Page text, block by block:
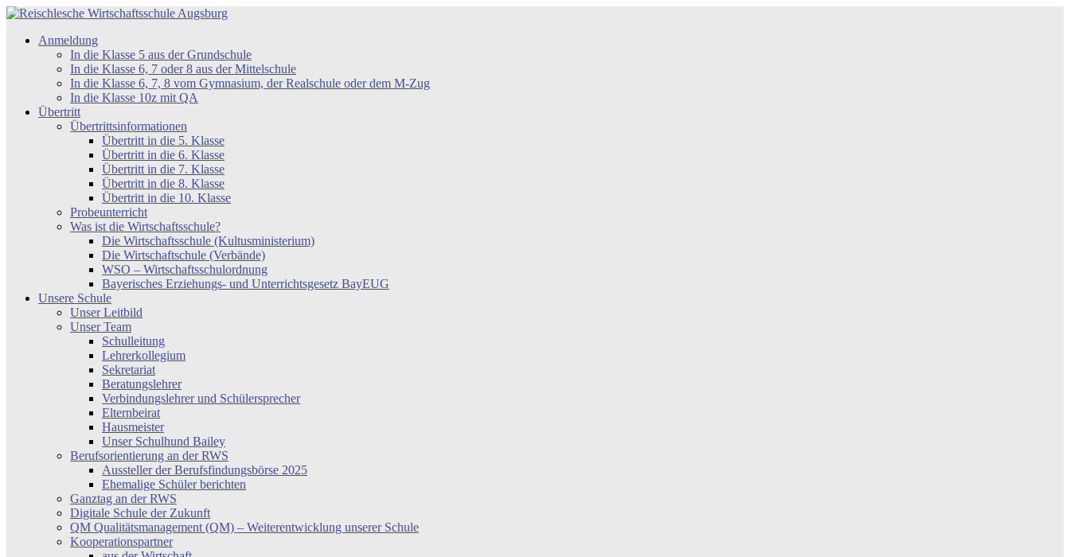
Zum
springen
Reischlesche
Wirtschaftsschule
Anmeldung
In die Klasse 5 aus der Grundschule
In die Klasse 6, 7 oder 8 aus der Mittelschule
In die Klasse 6, 7, 8 vom Gymnasium, der Realschule oder dem M-Zug
In die Klasse 10z mit QA
Übertritt
Übertrittsinformationen
Übertritt in die 5. Klasse
Übertritt in die 6. Klasse
Übertritt in die 7. Klasse
Übertritt in die 8. Klasse
Übertritt in die 10. Klasse
Probeunterricht
Was ist die Wirtschaftsschule?
Die Wirtschaftsschule (Kultusministerium)
Die Wirtschaftschule (Verbände)
WSO – Wirtschaftsschulordnung
Bayerisches Erziehungs- und Unterrichtsgesetz BayEUG
Unsere Schule
Unser Leitbild
Unser Team
Schulleitung
Lehrerkollegium
Sekretariat
Beratungslehrer
Verbindungslehrer und Schülersprecher
Elternbeirat
Hausmeister
Unser Schulhund Bailey
Berufsorientierung an der RWS
Aussteller der Berufsfindungsbörse 2025
Ehemalige Schüler berichten
Ganztag an der RWS
Digitale Schule der Zukunft
QM Qualitätsmanagement (QM) – Weiterentwicklung unserer Schule
Kooperationspartner